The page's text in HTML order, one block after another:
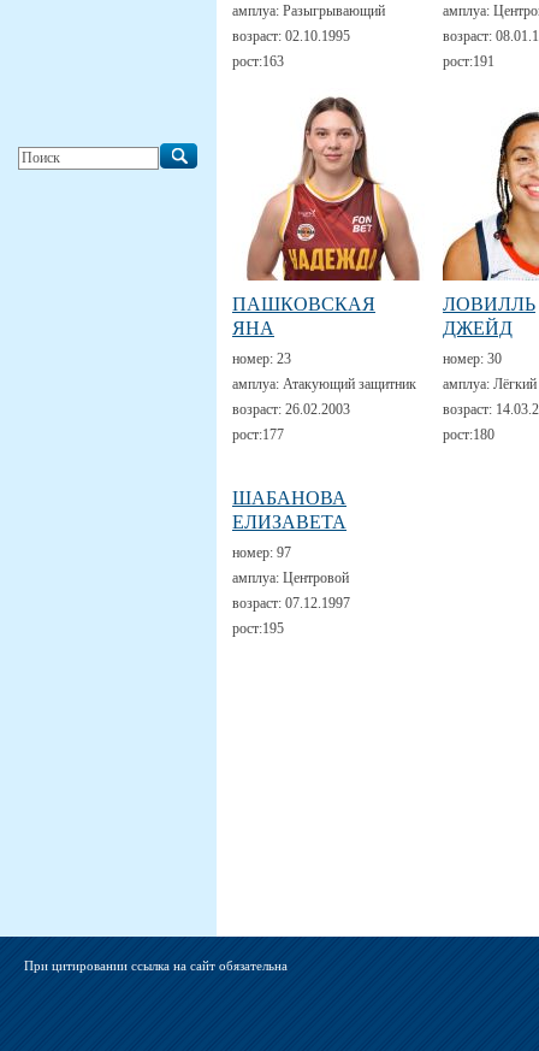
амплуа: Разыгрывающий
возраст: 02.10.1995
рост:163
амплуа:
возраст:
рост:191
ПАШКОВСКАЯ
ЯНА
номер: 23
амплуа: Атакующий защитник
возраст: 26.02.2003
рост:177
ЛОВИЛЛЬ
ДЖЕЙД
номер: 30
амплуа:
возраст:
рост:180
ШАБАНОВА
ЕЛИЗАВЕТА
номер: 97
амплуа: Центровой
возраст: 07.12.1997
рост:195
При цитировании ссылка на сайт обязательна